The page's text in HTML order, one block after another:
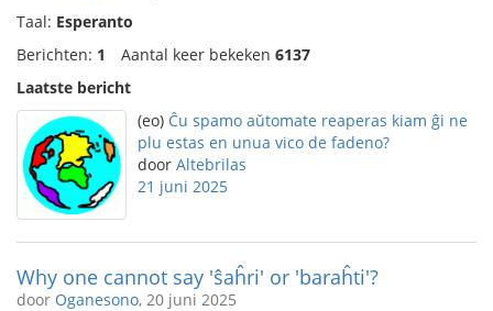
Taal: Esperanto
Berichten: 1 Aantal keer bekeken 6137
Laatste bericht
(eo) Ĉu spamo aŭtomate reaperas kiam ĝi ne
plu estas en unua vico de fadeno?
door Altebrilas
21 juni 2025
Why one cannot say 'ŝaĥri' or 'baraĥti'?
door Oganesono, 20 juni 2025